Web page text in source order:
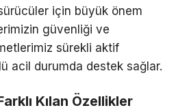
için büyük önem
güvenliği ve
sürekli aktif
acil durumda destek sağlar.
Kılan Özellikler